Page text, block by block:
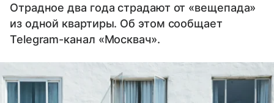
Отрадное два года страдают от «вещепада»
из одной квартиры. Об этом сообщает
Telegram-канал «Москвач».